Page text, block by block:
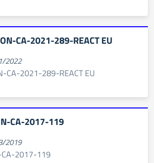
CA-2021-289-REACT EU
2022
CA-2021-289-REACT EU
CA-2017-119
2019
CA-2017-119